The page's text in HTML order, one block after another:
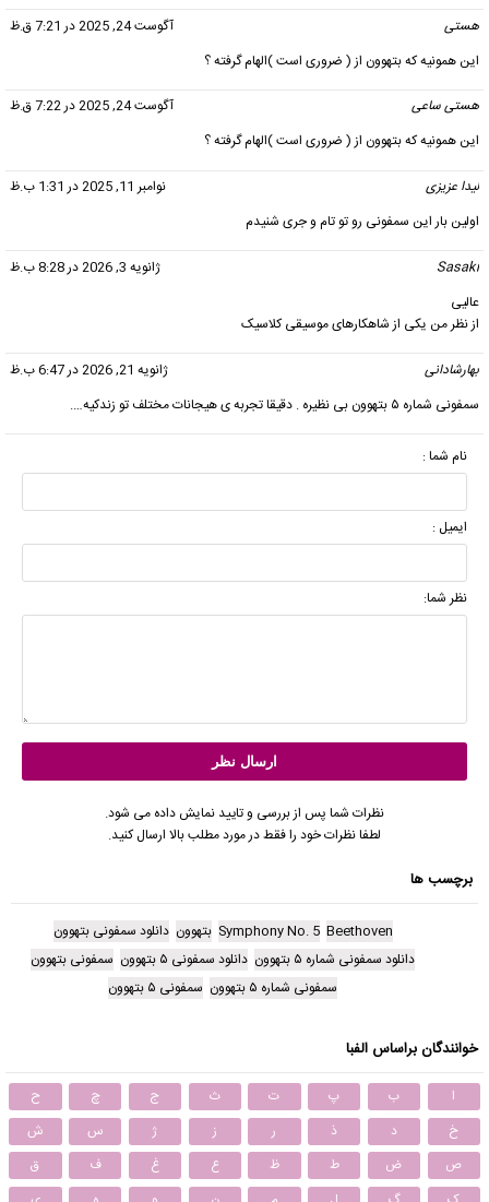
هستی
آگوست 24, 2025 در 7:21 ق.ظ
این همونیه که بتهوون از ( ضروری است )الهام گرفته ؟
هستی ساعی
آگوست 24, 2025 در 7:22 ق.ظ
این همونیه که بتهوون از ( ضروری است )الهام گرفته ؟
لیدا عزیزی
نوامبر 11, 2025 در 1:31 ب.ظ
اولین بار این سمفونی رو تو تام و جری شنیدم
Sasaki
ژانویه 3, 2026 در 8:28 ب.ظ
عالیی
از نظر من یکی از شاهکارهای موسیقی کلاسیک
بهارشادانی
ژانویه 21, 2026 در 6:47 ب.ظ
سمفونی شماره ۵ بتهوون بی نظیره . دقیقا تجربه ی هیجانات مختلف تو زندکیه….
نام شما :
ایمیل :
نظر شما:
نظرات شما پس از بررسی و تایید نمایش داده می شود.
لطفا نظرات خود را فقط در مورد مطلب بالا ارسال کنید.
برچسب ها
Beethoven
Symphony No. 5 بتهوون دانلود سمفونی بتهوون
دانلود سمفونی شماره ۵ بتهوون
دانلود سمفونی ۵ بتهوون
سمفونی بتهوون
سمفونی شماره ۵ بتهوون
سمفونی ۵ بتهوون
خوانندگان براساس الفبا
ا ب پ ت ث ج چ
ح
خ
د ذ ر ز ژ س
ش
ص
ض ط ظ ع غ ف
ق